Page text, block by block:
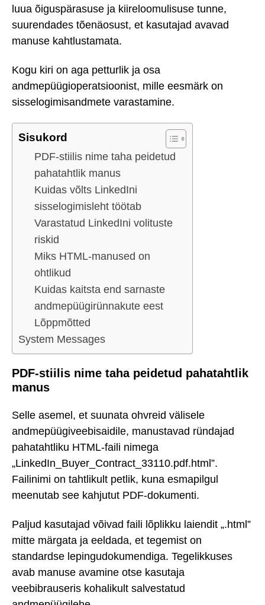
luua õiguspärasuse ja kiireloomulisuse tunne,
suurendades tõenäosust, et kasutajad avavad
manuse kahtlustamata.
Kogu kiri on aga petturlik ja osa
andmepüügioperatsioonist, mille eesmärk on
sisselogimisandmete varastamine.
Sisukord
PDF-stiilis nime taha peidetud
pahatahtlik manus
Kuidas võlts LinkedIni
sisselogimisleht töötab
Varastatud LinkedIni volituste
riskid
Miks HTML-manused on
ohtlikud
Kuidas kaitsta end sarnaste
andmepüügirünnakute eest
Lõppmõtted
System Messages
PDF-stiilis nime taha peidetud pahatahtlik
manus
Selle asemel, et suunata ohvreid välisele
andmepüügiveebisaidile, manustavad ründajad
pahatahtliku HTML-faili nimega
„LinkedIn_Buyer_Contract_33110.pdf.html”.
Failinimi on tahtlikult petlik, kuna esmapilgul
meenutab see kahjutut PDF-dokumenti.
Paljud kasutajad võivad faili lõplikku laiendit „.html”
mitte märgata ja eeldada, et tegemist on
standardse lepingudokumendiga. Tegelikkuses
avab manuse avamine otse kasutaja
veebibrauseris kohalikult salvestatud